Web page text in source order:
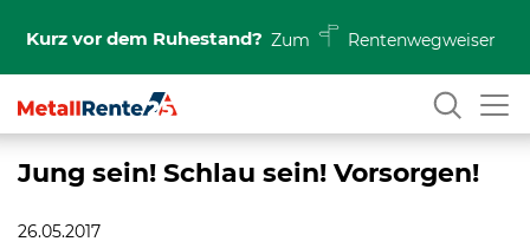
Kurz vor dem Ruhestand? Zum Rentenwegweiser
Jung sein! Schlau sein! Vorsorgen!
26.05.2017